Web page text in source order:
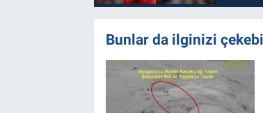
Bunlar da ilginizi